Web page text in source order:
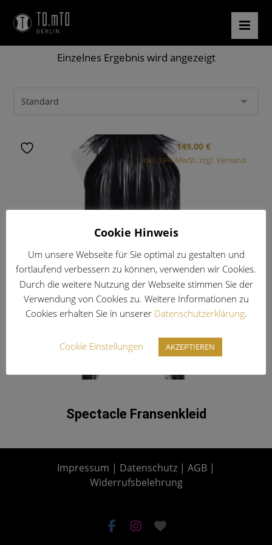
Einzelnes Ergebnis wird angezeigt
Spectacle Fransenkleid
149,00 €
inkl. 19% MwSt. zzgl. Versand
Impressum | Datenschutz | AGB |
Widerrufsbelehrung
Cookie Hinweis
Um unsere Webseite für Sie optimal zu gestalten und
fortlaufend verbessern zu können, verwenden wir Cookies.
Durch die weitere Nutzung der Webseite stimmen Sie der
Verwendung von Cookies zu. Weitere Informationen zu
Cookies erhalten Sie in unserer Datenschutzerklärung.
Cookie Einstellungen AKZEPTIEREN